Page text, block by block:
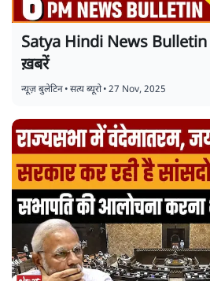
Satya Hindi News Bulletin
ख़बरें
न्यूज़ बुलेटिन•सत्य ब्यूरो•27 Nov, 2025